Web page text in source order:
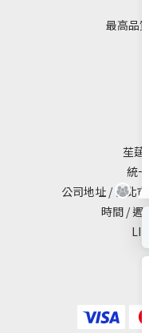
最高品
苼莛
統
公司地址 / 台北
時間 / 週